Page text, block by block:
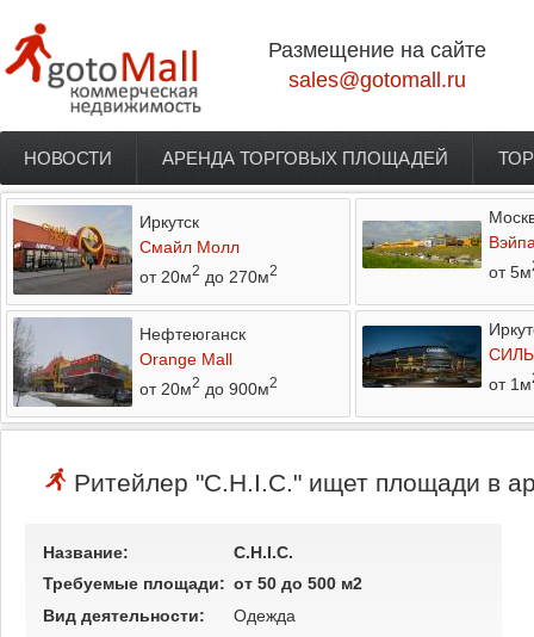
Размещение на сайте
sales@gotomall.ru
Главное меню
НОВОСТИ АРЕНДА ТОРГОВЫХ ПЛОЩАДЕЙ
Иркутск
Смайл Молл
от 20м2 до 270м2
от 5м
Нефтеюганск
Orange Mall
от 20м2 до 900м2
от 1м
Ритейлер "C.H.I.C." ищет площади в
Название:
C.H.I.C.
Требуемые площади: от 50 до 500 м2
Вид деятельности:
Одежда